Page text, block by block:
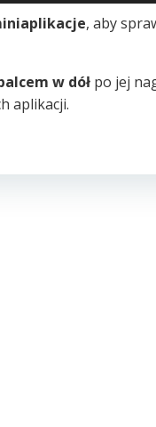
, aby
w dół po jej
aplikacji.